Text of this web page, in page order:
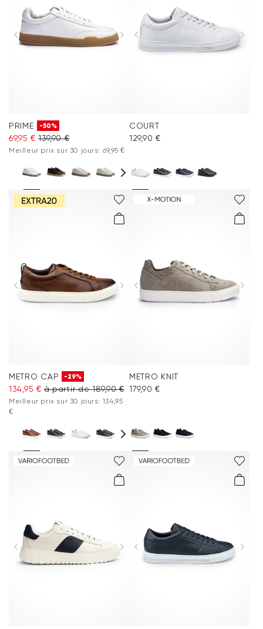
Vêtements
Vacation Shop
Inspiration
Entretien & Accessoires
PRIME -50%
69,95 € 139,90 €
Meilleur prix sur 30 jours: 69,95 €
COURT
129,90 €
METRO CAP -29%
134,95 € à partir de 189,90 €
Meilleur prix sur 30 jours: 134,95
€
METRO KNIT
179,90 €